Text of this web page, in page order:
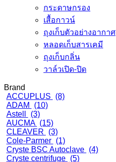
กระดาษกรอง
เสื้อกาวน์
ถุงเก็บตัวอย่างอากาศ
หลอดเก็บสารเคมี
ถุงเก็บกลิ่น
วาล์วเปิด-ปิด
Brand
ACCUPLUS
(8)
ADAM
(10)
Astell
(3)
AUCMA (15)
CLEAVER
(3)
Cole-Parmer (1)
Cryste BSC Autoclave (4)
Cryste centrifuge (5)